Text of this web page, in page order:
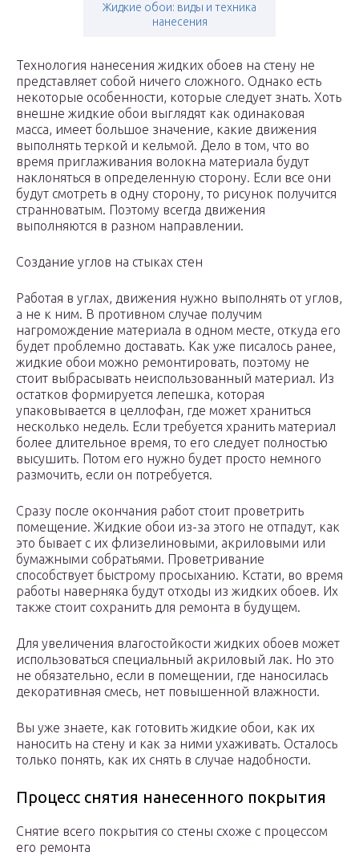
Жидкие обои: виды и техника
нанесения
Технология нанесения жидких обоев на стену не
представляет собой ничего сложного. Однако есть
некоторые особенности, которые следует знать. Хоть
внешне жидкие обои выглядят как одинаковая
масса, имеет большое значение, какие движения
выполнять теркой и кельмой. Дело в том, что во
время приглаживания волокна материала будут
наклоняться в определенную сторону. Если все они
будут смотреть в одну сторону, то рисунок получится
странноватым. Поэтому всегда движения
выполняются в разном направлении.
Создание углов на стыках стен
Работая в углах, движения нужно выполнять от углов,
а не к ним. В противном случае получим
нагромождение материала в одном месте, откуда его
будет проблемно доставать. Как уже писалось ранее,
жидкие обои можно ремонтировать, поэтому не
стоит выбрасывать неиспользованный материал. Из
остатков формируется лепешка, которая
упаковывается в целлофан, где может храниться
несколько недель. Если требуется хранить материал
более длительное время, то его следует полностью
высушить. Потом его нужно будет просто немного
размочить, если он потребуется.
Сразу после окончания работ стоит проветрить
помещение. Жидкие обои из-за этого не отпадут, как
это бывает с их флизелиновыми, акриловыми или
бумажными собратьями. Проветривание
способствует быстрому просыханию. Кстати, во время
работы наверняка будут отходы из жидких обоев. Их
также стоит сохранить для ремонта в будущем.
Для увеличения влагостойкости жидких обоев может
использоваться специальный акриловый лак. Но это
не обязательно, если в помещении, где наносилась
декоративная смесь, нет повышенной влажности.
Вы уже знаете, как готовить жидкие обои, как их
наносить на стену и как за ними ухаживать. Осталось
только понять, как их снять в случае надобности.
Процесс снятия нанесенного покрытия
Снятие всего покрытия со стены схоже с процессом
его ремонта